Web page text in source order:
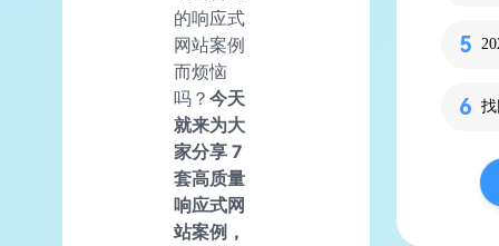
的响应式
网站案例
而烦恼
吗？ 今天
就来为大
家分享 7
套高质量
响应式网
站案例，